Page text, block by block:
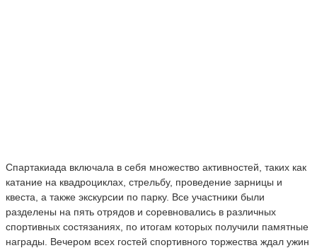
Спартакиада включала в себя множество активностей, таких как
катание на квадроциклах, стрельбу, проведение зарницы и
квеста, а также экскурсии по парку. Все участники были
разделены на пять отрядов и соревновались в различных
спортивных состязаниях, по итогам которых получили памятные
награды. Вечером всех гостей спортивного торжества ждал ужин